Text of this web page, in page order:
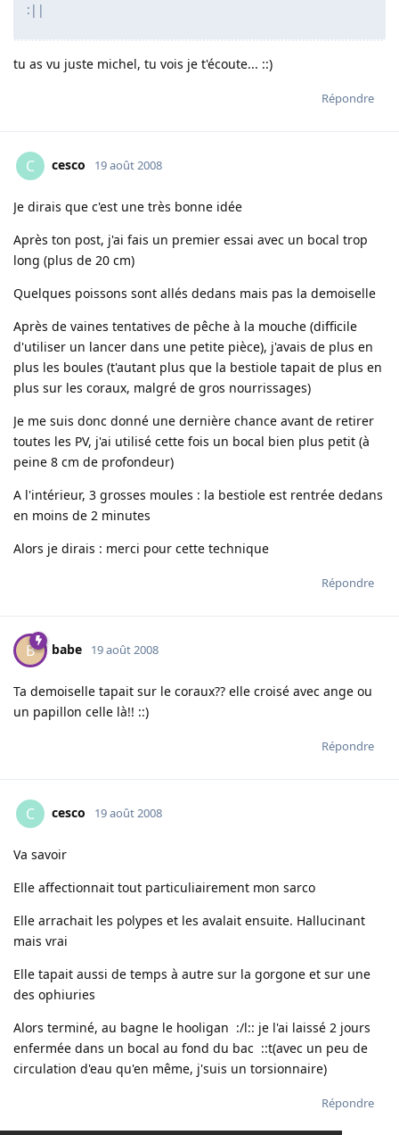
:||
tu as vu juste michel, tu vois je t'écoute... ::)
Répondre
C cesco 19 août 2008
Je dirais que c'est une très bonne idée
Après ton post, j'ai fais un premier essai avec un bocal trop
long (plus de 20 cm)
Quelques poissons sont allés dedans mais pas la demoiselle
Après de vaines tentatives de pêche à la mouche (difficile
d'utiliser un lancer dans une petite pièce), j'avais de plus en
plus les boules (t'autant plus que la bestiole tapait de plus en
plus sur les coraux, malgré de gros nourrissages)
Je me suis donc donné une dernière chance avant de retirer
toutes les PV, j'ai utilisé cette fois un bocal bien plus petit (à
peine 8 cm de profondeur)
A l'intérieur, 3 grosses moules : la bestiole est rentrée dedans
en moins de 2 minutes
Alors je dirais : merci pour cette technique
Répondre
B babe 19 août 2008
Ta demoiselle tapait sur le coraux?? elle croisé avec ange ou
un papillon celle là!! ::)
Répondre
C cesco 19 août 2008
Va savoir
Elle affectionnait tout particuliairement mon sarco
Elle arrachait les polypes et les avalait ensuite. Hallucinant
mais vrai
Elle tapait aussi de temps à autre sur la gorgone et sur une
des ophiuries
Alors terminé, au bagne le hooligan :/l:: je l'ai laissé 2 jours
enfermée dans un bocal au fond du bac ::t(avec un peu de
circulation d'eau qu'en même, j'suis un torsionnaire)
Répondre